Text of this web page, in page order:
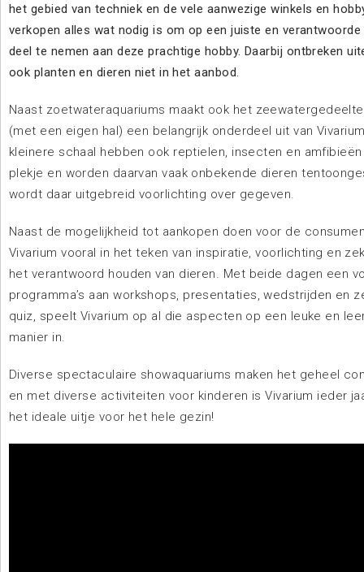
het gebied van techniek en de vele aanwezige winkels en
verkopen alles wat nodig is om op een juiste en verantwoorde
deel te nemen aan deze prachtige hobby. Daarbij ontbreken
ook planten en dieren niet in het aanbod.
Naast zoetwateraquariums maakt ook het zeewatergedeelte
(met een eigen hal) een belangrijk onderdeel uit van
kleinere schaal hebben ook reptielen, insecten en
plekje en worden daarvan vaak onbekende dieren
wordt daar uitgebreid voorlichting over gegeven.
Naast de mogelijkheid tot aankopen doen voor de
Vivarium vooral in het teken van inspiratie, voorlichting en
het verantwoord houden van dieren. Met beide dagen een
programma’s aan workshops, presentaties, wedstrijden en
quiz, speelt Vivarium op al die aspecten op een leuke en
manier in.
Diverse spectaculaire showaquariums maken het geheel
en met diverse activiteiten voor kinderen is Vivarium ieder
het ideale uitje voor het hele gezin!